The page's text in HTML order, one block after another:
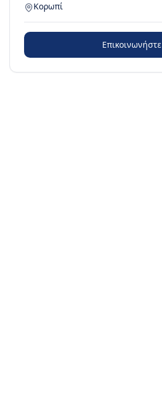
Κορωπί
Επικοινωνήστε